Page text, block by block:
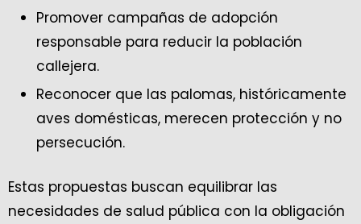
Promover campañas de adopción
responsable para reducir la población
callejera.
Reconocer que las palomas, históricamente
aves domésticas, merecen protección y no
persecución.
Estas propuestas buscan equilibrar las
necesidades de salud pública con la obligación